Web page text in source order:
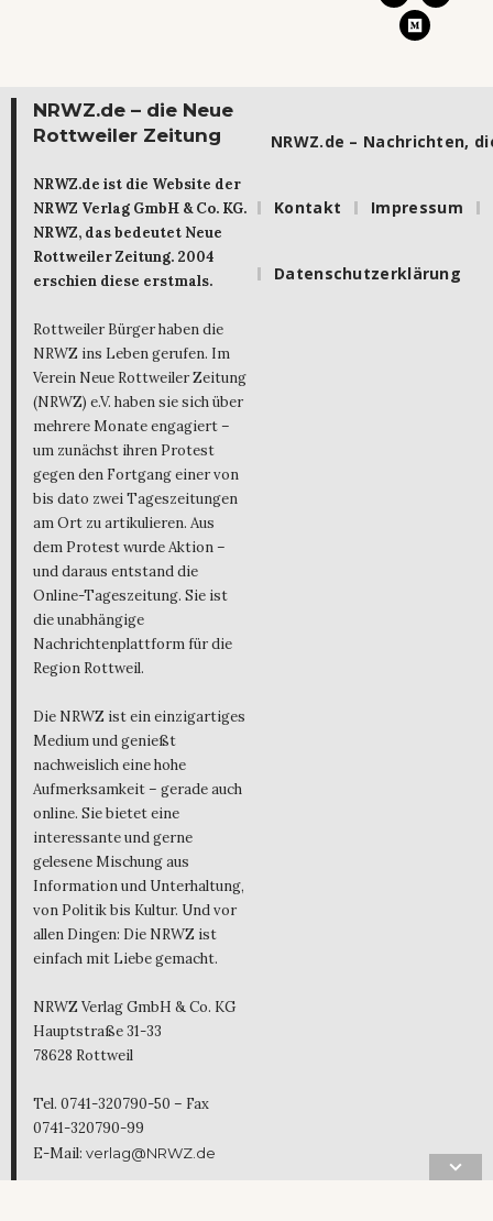
NRWZ.de – die Neue
Rottweiler Zeitung
NRWZ.de ist die Website der
NRWZ Verlag GmbH & Co. KG.
NRWZ, das bedeutet Neue
Rottweiler Zeitung. 2004
erschien diese erstmals.
Rottweiler Bürger haben die
NRWZ ins Leben gerufen. Im
Verein Neue Rottweiler Zeitung
(NRWZ) e.V. haben sie sich über
mehrere Monate engagiert –
um zunächst ihren Protest
gegen den Fortgang einer von
bis dato zwei Tageszeitungen
am Ort zu artikulieren. Aus
dem Protest wurde Aktion –
und daraus entstand die
Online-Tageszeitung. Sie ist
die unabhängige
Nachrichtenplattform für die
Region Rottweil.
Die NRWZ ist ein einzigartiges
Medium und genießt
nachweislich eine hohe
Aufmerksamkeit – gerade auch
online. Sie bietet eine
interessante und gerne
gelesene Mischung aus
Information und Unterhaltung,
von Politik bis Kultur. Und vor
allen Dingen: Die NRWZ ist
einfach mit Liebe gemacht.
NRWZ Verlag GmbH & Co. KG
Hauptstraße 31-33
78628 Rottweil
Tel. 0741-320790-50 – Fax
0741-320790-99
E-Mail: verlag@NRWZ.de
NRWZ.de – Nachrichten,
Kontakt Impressum
Datenschutzerklärung